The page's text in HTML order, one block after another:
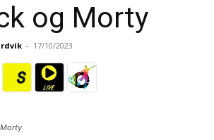
og Morty
- 17/10/2023